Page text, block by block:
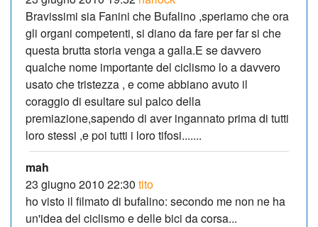
Bravissimi sia Fanini che Bufalino ,speriamo che ora
gli organi competenti, si diano da fare per far si che
questa brutta storia venga a galla.E se davvero
qualche nome importante del ciclismo lo a davvero
usato che tristezza , e come abbiano avuto il
coraggio di esultare sul palco della
premiazione,sapendo di aver ingannato prima di tutti
loro stessi ,e poi tutti i loro tifosi.......
mah
23 giugno 2010 22:30 tito
ho visto il filmato di bufalino: secondo me non ne ha
un'idea del ciclismo e delle bici da corsa...